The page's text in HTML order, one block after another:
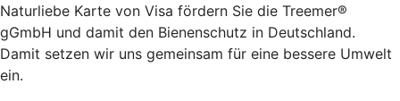
Naturliebe Karte von Visa fördern Sie die Treemer®
gGmbH und damit den Bienenschutz in Deutschland.
Damit setzen wir uns gemeinsam für eine bessere Umwelt
ein.